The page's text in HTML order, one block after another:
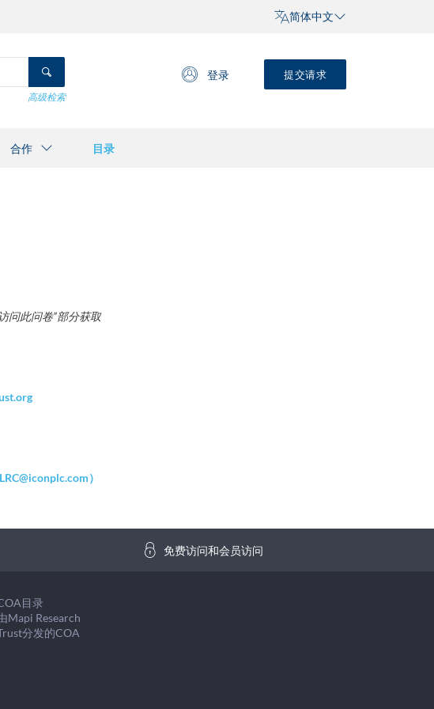
简体中文
高级检索
登录 提交请求
合作 目录
问此问卷”部分获取
）
免费访问和会员访问
目录
Mapi Research
分发的COA